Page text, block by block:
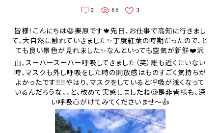
0 66 3
皆様！こんにちは😃栗原です🍁先日、お仕事で高知に行きまし
て、大自然に触れていきました✨丁度紅葉の時期だったので、と
ても良い景色が見れました✨なんといっても空気が新鮮❤️沢
山、スーハースーハー呼吸してきました（笑）誰も近くにいない
時、マスクも外し呼吸をした時の開放感はものすごく気持ちが
よかったです‼️‼️やはり、マスクをしていると呼吸が浅くなって
いるんだろうな、、と、改めて実感しましたね🥲是非皆様も、深
い呼吸心がけてみてくださいませ〜👍